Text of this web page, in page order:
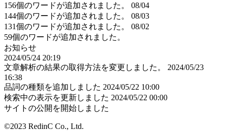
156個のワードが追加されました。
08/04
144個のワードが追加されました。
08/03
131個のワードが追加されました。
08/02
59個のワードが追加されました。
お知らせ
2024/05/24 20:19
文章解析の結果の取得方法を変更しました。
2024/05/23
16:38
品詞の種類を追加しました 2024/05/22 10:00
検索中の表示を更新しました 2024/05/22 00:00
サイトの公開を開始しました
©2023 RedinC Co., Ltd.